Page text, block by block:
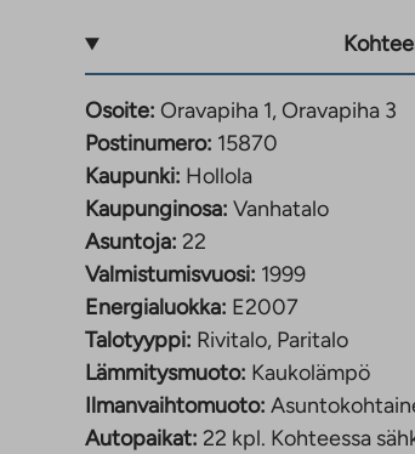
Osoite: Oravapiha 1, Oravapiha 3
Postinumero: 15870
Kaupunki: Hollola
Kaupunginosa: Vanhatalo
Asuntoja: 22
Valmistumisvuosi: 1999
Energialuokka: E2007
Talotyyppi: Rivitalo, Paritalo
Lämmitysmuoto: Kaukolämpö
Ilmanvaihtomuoto:
Autopaikat: 22 kpl. Kohteessa